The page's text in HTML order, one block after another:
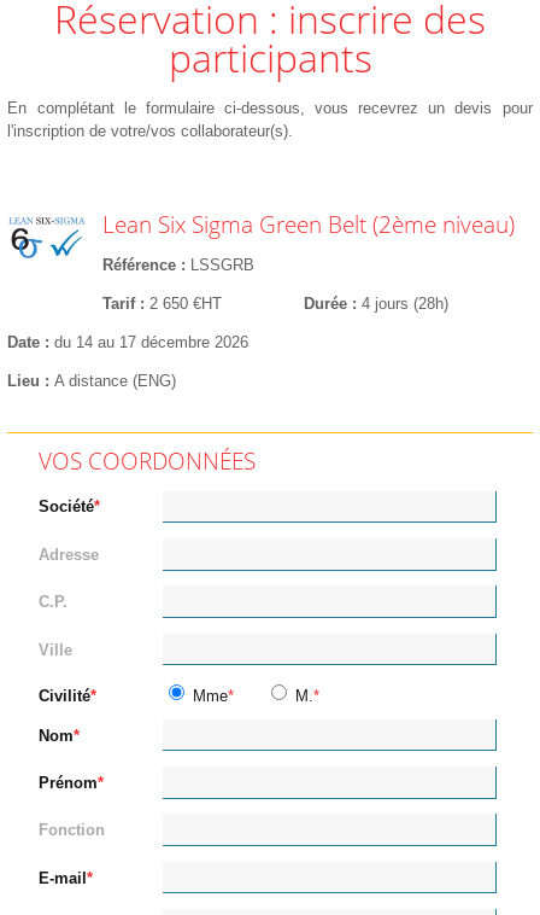
Réservation : inscrire des
participants
En complétant le formulaire ci-dessous, vous recevrez un devis pour
l'inscription de votre/vos collaborateur(s).
Lean Six Sigma Green Belt (2ème niveau)
Référence LSSGRB
Tarif 2 650 €HT Durée 4 jours (28h)
Date du 14 au 17 décembre 2026
Lieu A distance (ENG)
VOS COORDONNÉES
Société
Adresse
C.P.
Ville
Civilité Mme M.
Nom
Prénom
Fonction
E-mail